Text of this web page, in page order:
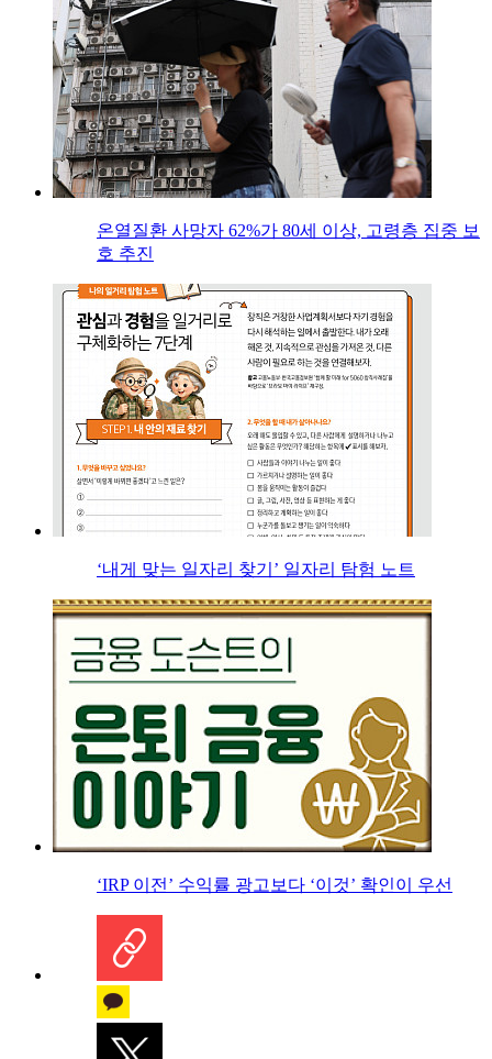
온열질환 사망자 62%가 80세 이상, 고령층 집중 보
호 추진
‘내게 맞는 일자리 찾기’ 일자리 탐험 노트
‘IRP 이전’ 수익률 광고보다 ‘이것’ 확인이 우선